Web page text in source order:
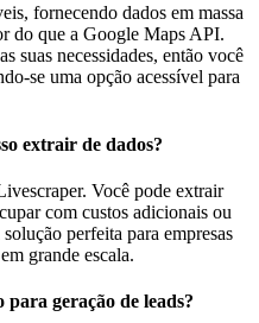
fornecendo dados em massa
do que a Google Maps API.
suas necessidades, então você
se uma opção acessível para
extrair de dados?
Você pode extrair
com custos adicionais ou
perfeita para empresas
grande escala.
geração de leads?